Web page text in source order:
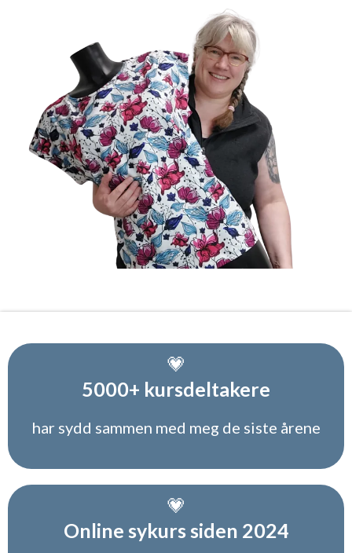
💗
5000+ kursdeltakere
har sydd sammen med meg de siste årene
💗
Online sykurs siden 2024